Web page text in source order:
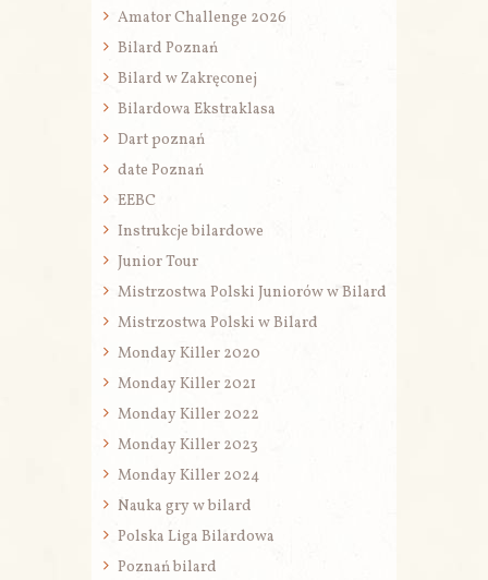
Amator Challenge 2026
Bilard Poznań
Bilard w Zakręconej
Bilardowa Ekstraklasa
Dart poznań
date Poznań
EEBC
Instrukcje bilardowe
Junior Tour
Mistrzostwa Polski Juniorów w Bilard
Mistrzostwa Polski w Bilard
Monday Killer 2020
Monday Killer 2021
Monday Killer 2022
Monday Killer 2023
Monday Killer 2024
Nauka gry w bilard
Polska Liga Bilardowa
Poznań bilard